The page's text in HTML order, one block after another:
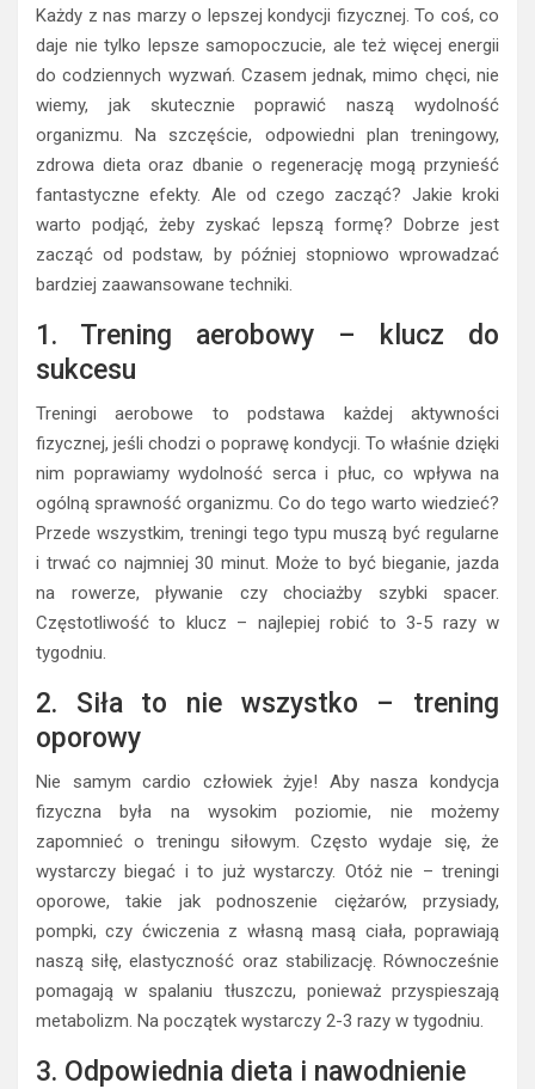
Każdy z nas marzy o lepszej kondycji fizycznej. To coś, co
daje nie tylko lepsze samopoczucie, ale też więcej energii
do codziennych wyzwań. Czasem jednak, mimo chęci, nie
wiemy, jak skutecznie poprawić naszą wydolność
organizmu. Na szczęście, odpowiedni plan treningowy,
zdrowa dieta oraz dbanie o regenerację mogą przynieść
fantastyczne efekty. Ale od czego zacząć? Jakie kroki
warto podjąć, żeby zyskać lepszą formę? Dobrze jest
zacząć od podstaw, by później stopniowo wprowadzać
bardziej zaawansowane techniki.
1. Trening aerobowy – klucz do
sukcesu
Treningi aerobowe to podstawa każdej aktywności
fizycznej, jeśli chodzi o poprawę kondycji. To właśnie dzięki
nim poprawiamy wydolność serca i płuc, co wpływa na
ogólną sprawność organizmu. Co do tego warto wiedzieć?
Przede wszystkim, treningi tego typu muszą być regularne
i trwać co najmniej 30 minut. Może to być bieganie, jazda
na rowerze, pływanie czy chociażby szybki spacer.
Częstotliwość to klucz – najlepiej robić to 3-5 razy w
tygodniu.
2. Siła to nie wszystko – trening
oporowy
Nie samym cardio człowiek żyje! Aby nasza kondycja
fizyczna była na wysokim poziomie, nie możemy
zapomnieć o treningu siłowym. Często wydaje się, że
wystarczy biegać i to już wystarczy. Otóż nie – treningi
oporowe, takie jak podnoszenie ciężarów, przysiady,
pompki, czy ćwiczenia z własną masą ciała, poprawiają
naszą siłę, elastyczność oraz stabilizację. Równocześnie
pomagają w spalaniu tłuszczu, ponieważ przyspieszają
metabolizm. Na początek wystarczy 2-3 razy w tygodniu.
3. Odpowiednia dieta i nawodnienie